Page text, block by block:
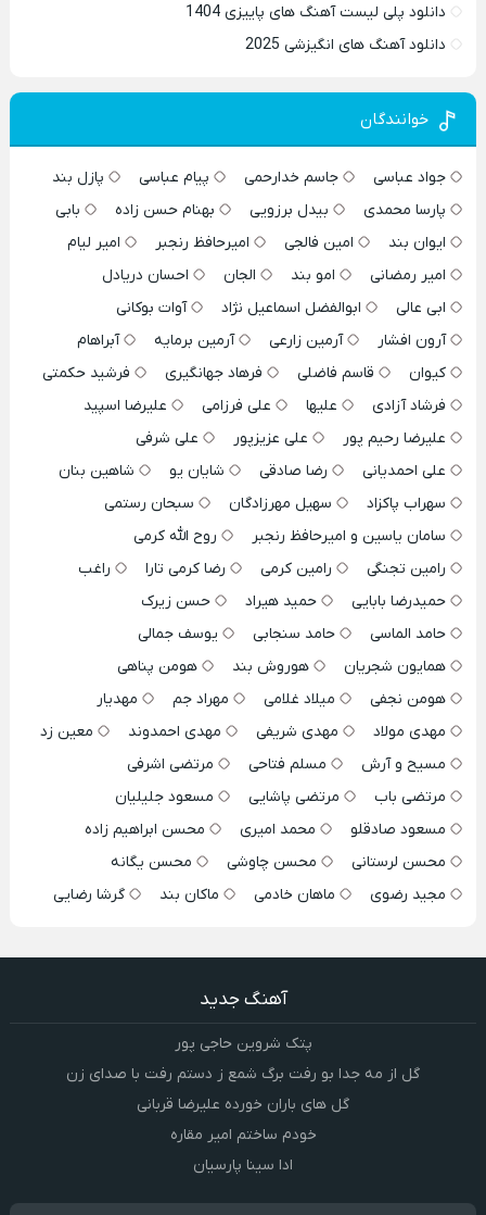
دانلود پلی لیست آهنگ های پاییزی 1404
دانلود آهنگ های انگیزشی 2025
خوانندگان
جواد عباسی جاسم خدارحمی پیام عباسی
پازل بند
پارسا محمدی
بیدل برزویی بهنام حسن زاده
بابی
ایوان بند
امین فالجی امیرحافظ رنجبر
امیر لیام
امیر رمضانی
امو بند الجان
احسان دریادل
ابی عالی
ابوالفضل اسماعیل نژاد
آوات بوکانی
آرون افشار
آرمین زارعی آرمین برمایه
آبراهام
کیوان
قاسم فاضلی فرهاد جهانگیری
فرشید حکمتی
فرشاد آزادی
علیها علی فرزامی
علیرضا اسپید
علیرضا رحیم پور
علی عزیزپور
علی شرفی
علی احمدیانی
رضا صادقی شایان یو
شاهین بنان
سهراب پاکزاد
سهیل مهرزادگان
سبحان رستمی
سامان یاسین و امیرحافظ رنجبر
روح الله کرمی
رامین تجنگی
رامین کرمی رضا کرمی تارا
راغب
حمیدرضا بابایی
حمید هیراد
حسن زیرک
حامد الماسی
حامد سنجابی
یوسف جمالی
همایون شجریان
هوروش بند
هومن پناهی
هومن نجفی
میلاد غلامی مهراد جم
مهدیار
مهدی مولاد
مهدی شریفی مهدی احمدوند
معین زد
مسیح و آرش
مسلم فتاحی
مرتضی اشرفی
مرتضی باب
مرتضی پاشایی
مسعود جلیلیان
مسعود صادقلو
محمد امیری
محسن ابراهیم زاده
محسن لرستانی
محسن چاوشی
محسن یگانه
مجید رضوی
ماهان خادمی ماکان بند گرشا رضایی
آهنگ جدید
پتک شروین حاجی پور
گل از مه جدا بو رفت برگ شمع ز دستم رفت با صدای زن
گل های باران خورده علیرضا قربانی
خودم ساختم امیر مقاره
ادا سینا پارسیان